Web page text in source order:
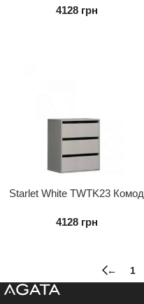
4128 грн
Starlet White TWTK23 Комод
4128 грн
← 1